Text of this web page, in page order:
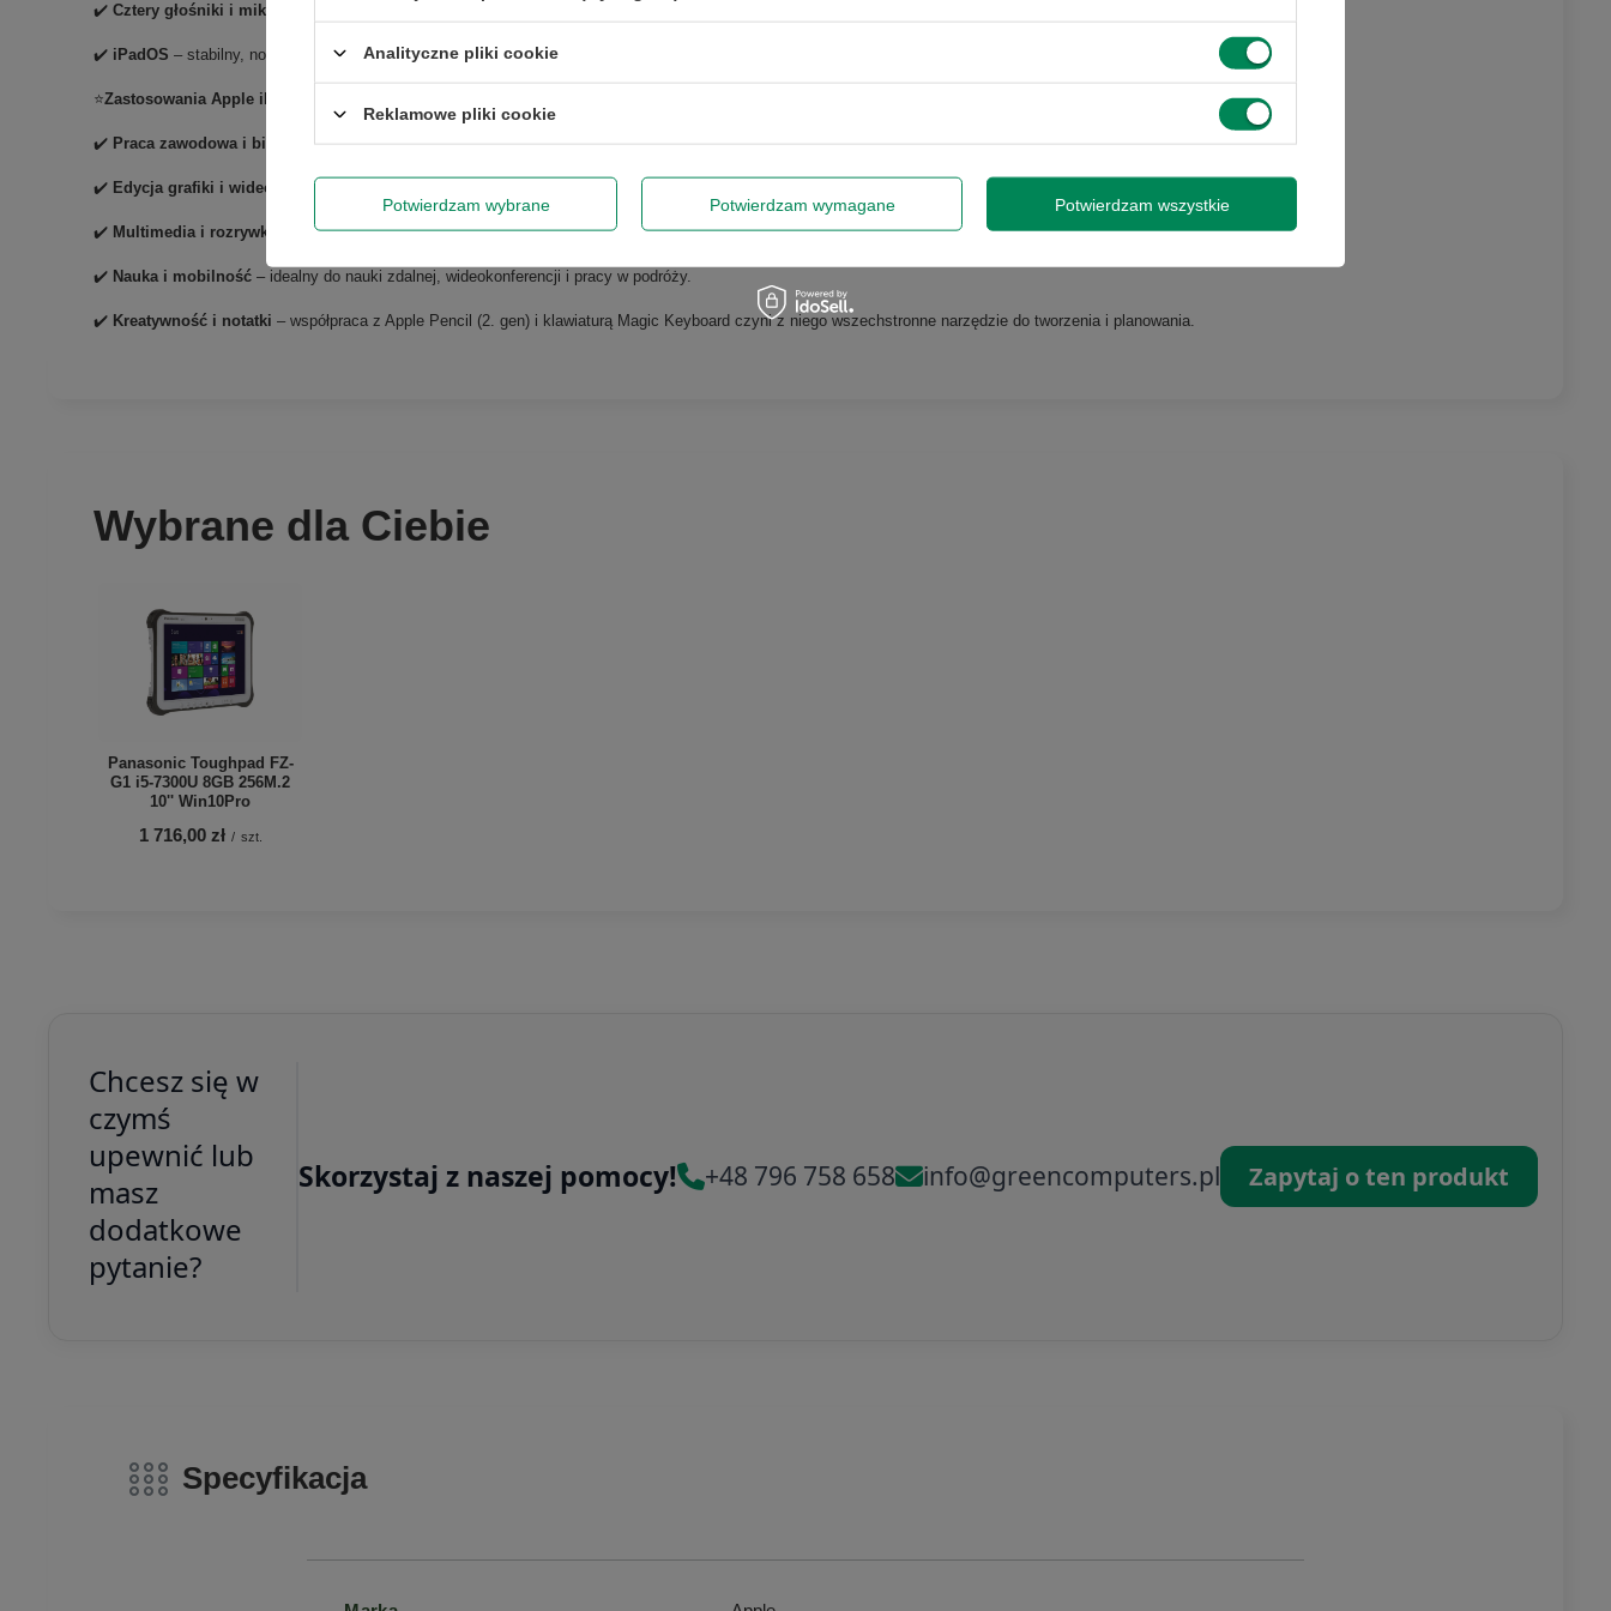
✔️Cztery głośniki i mikrofony studyjne
✔️ iPadOS – stabilny, nowoczesny system zoptymalizowany do pracy i rozrywki.
⭐Zastosowania Apple iPad Pro 12.9” (4. gen)
✔️ Praca zawodowa i biznesowa
✔️ Edycja grafiki i wideo – wydajny układ A12Z i ekran Retina sprawiają, że praca kreatywna staje się czystą przyjemnością.
✔️ Multimedia i rozrywka – filmy, seriale i muzyka w kinowej jakości obrazu i dźwięku.
✔️ Nauka i mobilność – idealny do nauki zdalnej, wideokonferencji i pracy w podróży.
✔️ Kreatywność i notatki – współpraca z Apple Pencil (2. gen) i klawiaturą Magic Keyboard czyni z niego wszechstronne narzędzie do tworzenia i planowania.
Wybrane dla Ciebie
Panasonic Toughpad FZ-
G1 i5-7300U 8GB 256M.2
10'' Win10Pro
1 716,00 zł / szt.
Chcesz się w
czymś
upewnić lub
masz
dodatkowe
pytanie?
Skorzystaj z naszej pomocy! +48 796 758 658 info@greencomputers.pl Zapytaj o ten produkt
Specyfikacja
Analityczne pliki cookie
Reklamowe pliki cookie
Potwierdzam wybrane Potwierdzam wymagane Potwierdzam wszystkie